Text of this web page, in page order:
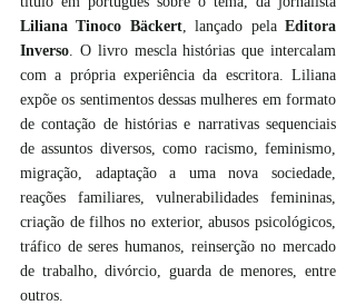
Liliana Tinoco Bäckert, lançado pela Editora
Inverso . O livro mescla histórias que intercalam
com a própria experiência da escritora. Liliana
expõe os sentimentos dessas mulheres em formato
de contação de histórias e narrativas sequenciais
de assuntos diversos, como racismo, feminismo,
migração, adaptação a uma nova sociedade,
reações familiares, vulnerabilidades femininas,
criação de filhos no exterior, abusos psicológicos,
tráfico de seres humanos, reinserção no mercado
de trabalho, divórcio, guarda de menores, entre
outros.